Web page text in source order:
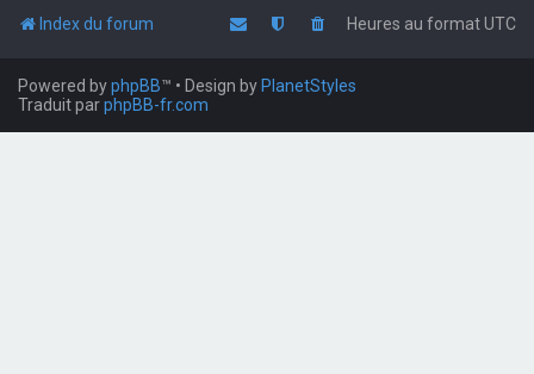
Index du forum Heures au formatUTC
Powered byphpBB™ • Design by PlanetStyles
Traduit parphpBB-fr.com